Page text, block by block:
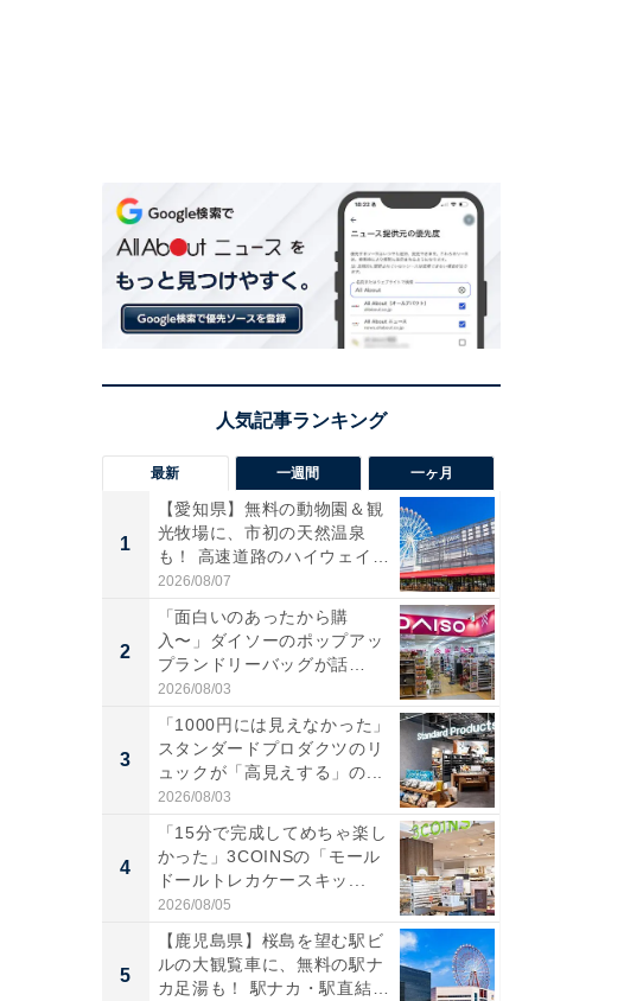
最新 一週間 一ヶ月
1
【愛知県】無料の動物園＆観
光牧場に、市初の天然温泉
も！ 高速道路のハイウェイオ
ア...
2026/08/07
2
「面白いのあったから購
入〜」ダイソーのポップアッ
プランドリーバッグが話
題。“さま...
2026/08/03
3
「1000円には見えなかった」
スタンダードプロダクツのリ
ュックが「高見えする」の...
2026/08/03
4
「15分で完成してめちゃ楽し
かった」3COINSの「モール
ドールトレカケースキッ...
2026/08/05
5
【鹿児島県】桜島を望む駅ビ
ルの大観覧車に、無料の駅ナ
カ足湯も！ 駅ナカ・駅直結